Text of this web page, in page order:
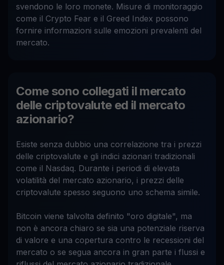
svendono le loro monete. Misure di monitoraggio
come il Crypto Fear e il Greed Index possono
fornire informazioni sulle emozioni prevalenti del
mercato.
Come sono collegati il mercato
delle criptovalute ed il mercato
azionario?
Esiste senza dubbio una correlazione tra i prezzi
delle criptovalute e gli indici azionari tradizionali
come il Nasdaq. Durante i periodi di elevata
volatilità del mercato azionario, i prezzi delle
criptovalute spesso seguono uno schema simile.
Bitcoin viene talvolta definito "oro digitale", ma
non è ancora chiaro se sia una potenziale riserva
di valore e una copertura contro le recessioni del
mercato o se segua ancora in gran parte i flussi e